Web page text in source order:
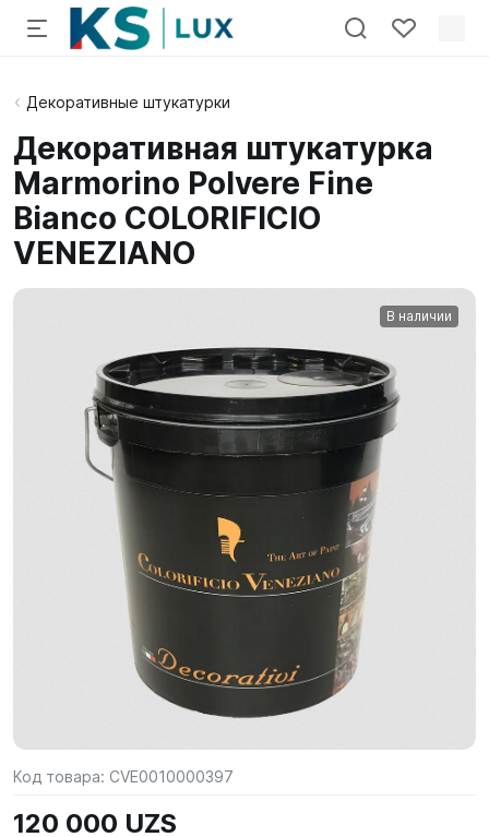
Декоративные штукатурки
Декоративная штукатурка
Marmorino Polvere Fine
Bianco COLORIFICIO
VENEZIANO
В наличии
Код товара: CVE0010000397
120 000 UZS